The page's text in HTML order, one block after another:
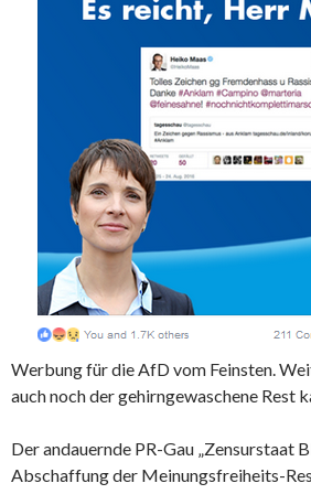
Werbung für die AfD vom Feinsten.
auch noch der gehirngewaschene Rest
Der andauernde PR-Gau „Zensurstaat
Abschaffung der Meinungsfreiheits-